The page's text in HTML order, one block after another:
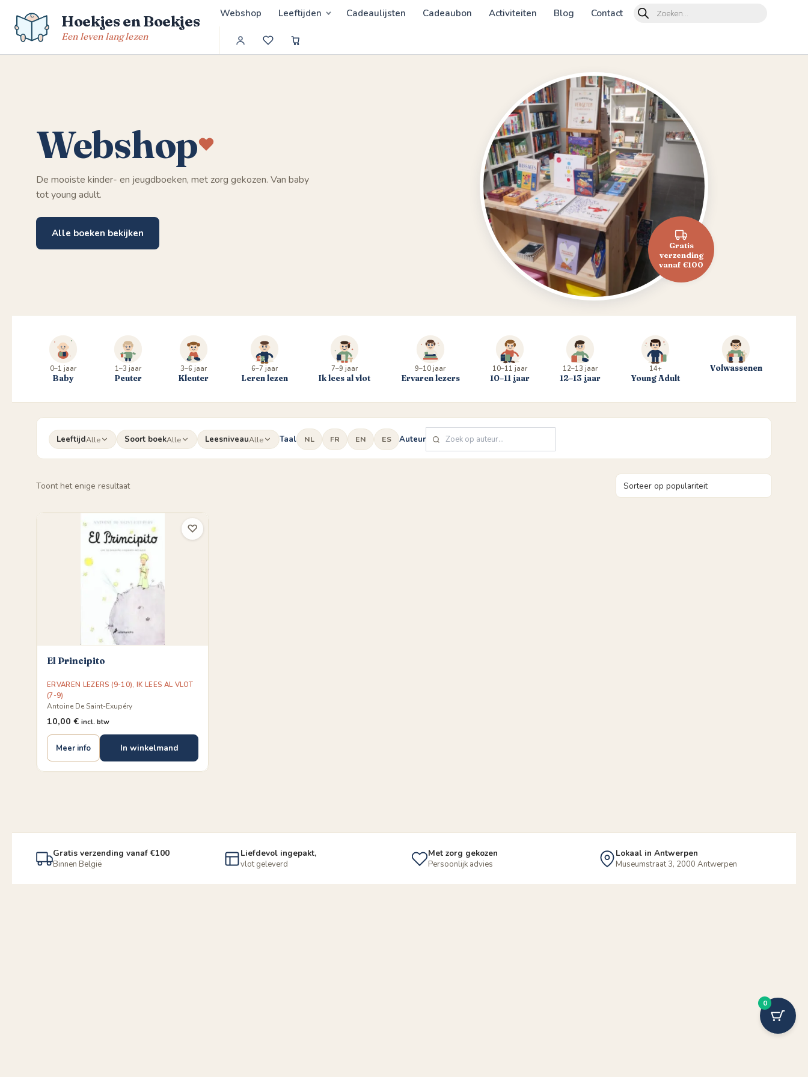
naar
inhoud
Hoekjes en Boekjes
Een leven lang lezen
Webshop Leeftijden Cadeaulijsten Cadeaubon Activiteiten Blog Contact
Products
search
Webshop
De mooiste kinder- en jeugdboeken, met zorg gekozen. Van baby
tot young adult.
Alle boeken bekijken
Gratis
verzending
vanaf €100
0–1 jaar
Baby
1–3 jaar
Peuter
3–6 jaar
Kleuter
6–7 jaar
Leren lezen
7–9 jaar
Ik lees al vlot
9–10 jaar
Ervaren lezers
10–11 jaar
10–11 jaar
12–13 jaar
12–13 jaar
14+
Young Adult
Volwassenen
LeeftijdAlle Soort boekAlle LeesniveauAlle Taal NL FR EN ES Auteur
Toont het enige resultaat
El Principito
ERVAREN LEZERS (9-10), IK LEES AL VLOT
(7-9)
Antoine De Saint-Exupéry
10,00 € incl. btw
Meer info In winkelmand
♡
Gratis verzending vanaf €100
Binnen België
Liefdevol ingepakt,
vlot geleverd
Met zorg gekozen
Persoonlijk advies
Lokaal in Antwerpen
Museumstraat 3, 2000 Antwerpen
0